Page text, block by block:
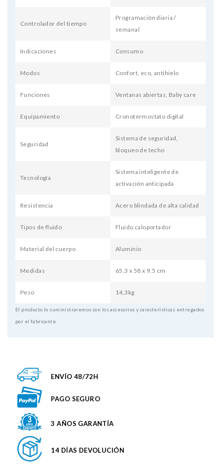
Controlador del tiempo
Programación diaria /
semanal
Indicaciones Consumo
Modos Confort, eco, antihielo
Funciones Ventanas abiertas, Baby care
Equipamiento Cronotermostato digital
Seguridad
Sistema de seguridad,
bloqueo de techo
Tecnología
Sistema inteligente de
activación anticipada
Resistencia Acero blindada de alta calidad
Tipos de fluido Fluido caloportador
Material del cuerpo Aluminio
Medidas 65,3 x 58 x 9,5 cm
Peso 14,3kg
El producto lo suministraremos con los accesorios y características entregados
por el fabricante.
ENVÍO 48/72H
PAGO SEGURO
3 AÑOS GARANTÍA
14 DÍAS DEVOLUCIÓN